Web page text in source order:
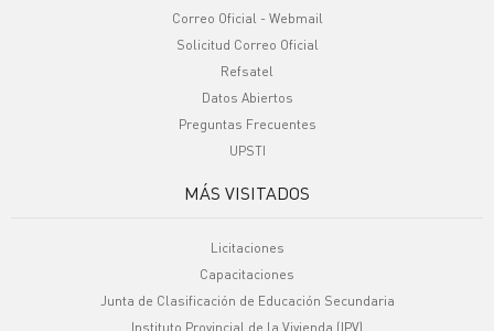
Correo Oficial - Webmail
Solicitud Correo Oficial
Refsatel
Datos Abiertos
Preguntas Frecuentes
UPSTI
MÁS VISITADOS
Licitaciones
Capacitaciones
Junta de Clasificación de Educación Secundaria
Instituto Provincial de la Vivienda (IPV)